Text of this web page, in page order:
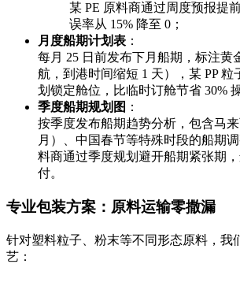
某 PE 原料商通过周度预报提
误率从 15% 降至 0；
月度船期计划表 ：
每月 25 日前发布下月船期，标注黄
航，到港时间缩短 1 天），某 PP 粒
划锁定舱位，比临时订舱节省 30%
季度船期规划图 ：
按季度发布船期趋势分析，包含马
月）、中国春节等特殊时段的船期
料商通过季度规划避开船期紧张期
付。
专业包装方案：原料运输零撒漏
针对塑料粒子、粉末等不同形态原料，我
艺：